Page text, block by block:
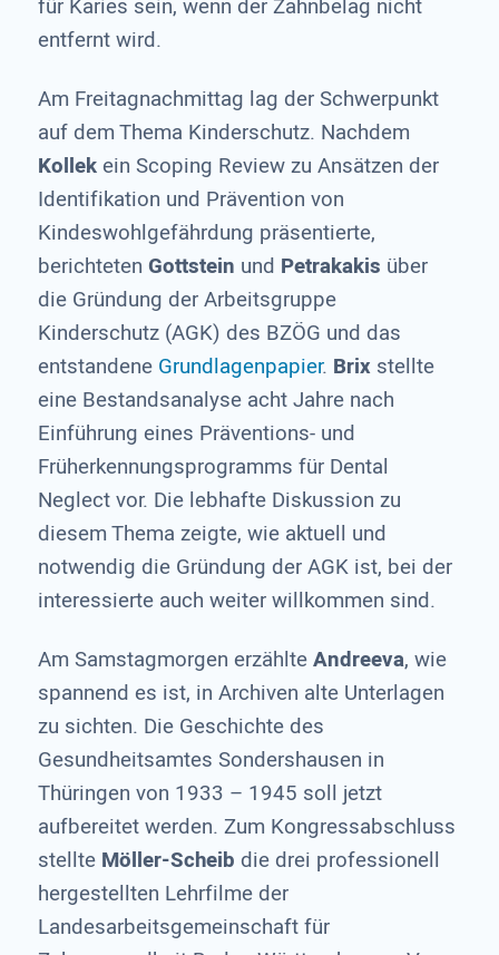
entfernt wird.
Am Freitagnachmittag lag der Schwerpunkt
auf dem Thema Kinderschutz. Nachdem
Kollekein Scoping Review zu Ansätzen der
Identifikation und Prävention von
Kindeswohlgefährdung präsentierte,
berichteten Gottstein und Petrakakis über
die Gründung der Arbeitsgruppe
Kinderschutz (AGK) des BZÖG und das
entstandene Grundlagenpapier. Brixstellte
eine Bestandsanalyse acht Jahre nach
Einführung eines Präventions- und
Früherkennungsprogramms für Dental
Neglect vor. Die lebhafte Diskussion zu
diesem Thema zeigte, wie aktuell und
notwendig die Gründung der AGK ist, bei der
interessierte auch weiter willkommen sind.
Am Samstagmorgen erzählteAndreeva, wie
spannend es ist, in Archiven alte Unterlagen
zu sichten. Die Geschichte des
Gesundheitsamtes Sondershausen in
Thüringen von 1933 – 1945 soll jetzt
aufbereitet werden. Zum Kongressabschluss
stellte Möller-Scheib die drei professionell
hergestellten Lehrfilme der
Landesarbeitsgemeinschaft für